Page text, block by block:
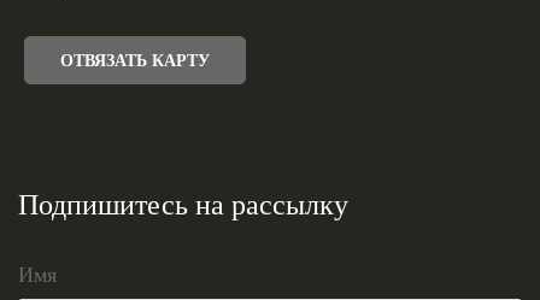
ОТВЯЗАТЬ КАРТУ
Подпишитесь на рассылку
Имя